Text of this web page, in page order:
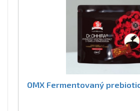
OMX Fermentovaný